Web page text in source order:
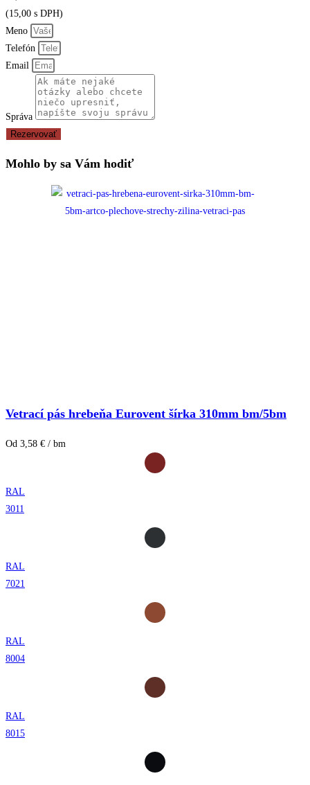
(15,00 s DPH)
Meno
Telefón
Email
Správa
Rezervovať
Mohlo by sa Vám hodiť
Vetrací pás hrebeňa Eurovent šírka 310mm bm/5bm
Od 3,58 € / bm
RAL
3011
RAL
7021
RAL
8004
RAL
8015